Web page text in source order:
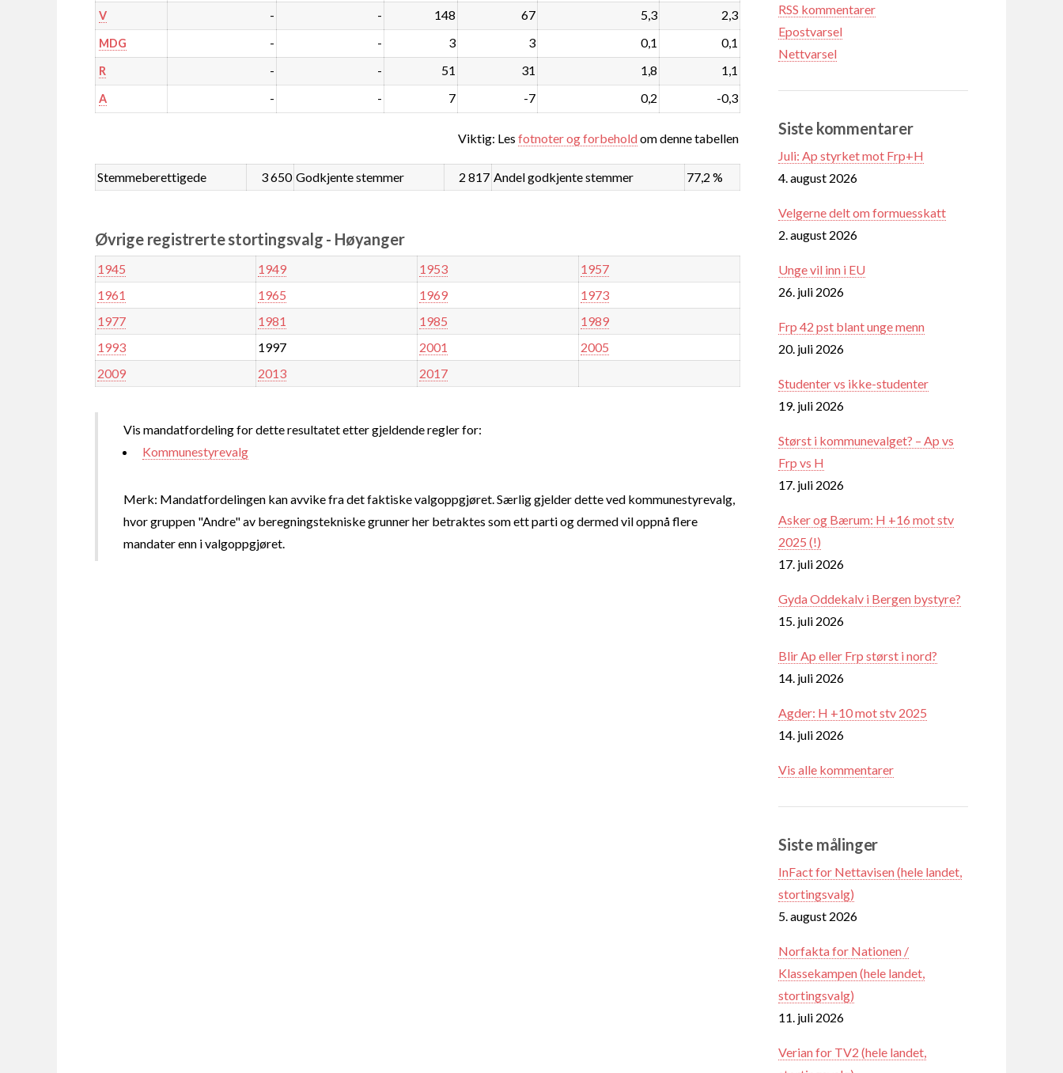
V - - 148 67 5,3 2,3
MDG - - 3 3 0,1 0,1
R - - 51 31 1,8 1,1
A - - 7 -7 0,2 -0,3
Viktig: Les fotnoter og forbeholdom denne tabellen
Stemmeberettigede 3 650 Godkjente stemmer 2 817 Andel godkjente stemmer 77,2 %
Øvrige registrerte stortingsvalg - Høyanger
1945 1949 1953
1957
1961
1965 1969
1973
1977
1981 1985
1989
1993
1997 2001
2005
2009
2013 2017
Vis mandatfordeling for dette resultatet etter gjeldende regler for:
Kommunestyrevalg
Merk: Mandatfordelingen kan avvike fra det faktiske valgoppgjøret. Særlig gjelder dette ved kommunestyrevalg,
hvor gruppen "Andre" av beregningstekniske grunner her betraktes som ett parti og dermed vil oppnå flere
mandater enn i valgoppgjøret.
RSS kommentarer
Epostvarsel
Nettvarsel
Siste kommentarer
Juli: Ap styrket mot Frp+H
4. august 2026
Velgerne delt om formuesskatt
2. august 2026
Unge vil inn i EU
26. juli 2026
Frp 42 pst blant unge menn
20. juli 2026
Studenter vs ikke-studenter
19. juli 2026
Størst i kommunevalget? – Ap vs
Frp vs H
17. juli 2026
Asker og Bærum: H +16 mot stv
2025 (!)
17. juli 2026
Gyda Oddekalv i Bergen bystyre?
15. juli 2026
Blir Ap eller Frp størst i nord?
14. juli 2026
Agder: H +10 mot stv 2025
14. juli 2026
Vis alle kommentarer
Siste målinger
InFact for Nettavisen (hele landet,
stortingsvalg)
5. august 2026
Norfakta for Nationen /
Klassekampen (hele landet,
stortingsvalg)
11. juli 2026
Verian for TV2 (hele landet,